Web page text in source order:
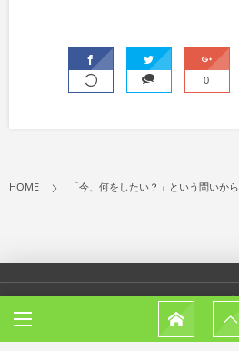
0
HOME 「今、何をしたい？」という問いか
サイトマップ
イベント情報